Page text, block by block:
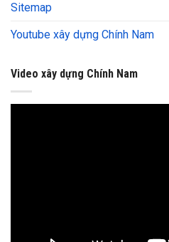
Sitemap
Youtube xây dựng Chính Nam
Video xây dựng Chính Nam